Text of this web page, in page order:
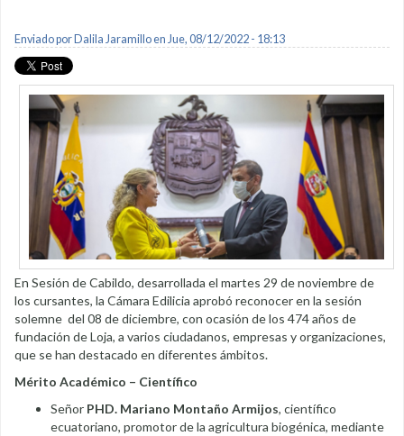
Enviado por Dalila Jaramilloen Jue, 08/12/2022 - 18:13
En Sesión de Cabildo, desarrollada el martes 29 de noviembre de
los cursantes, la Cámara Edilicia aprobó reconocer en la sesión
solemne del 08 de diciembre, con ocasión de los 474 años de
fundación de Loja, a varios ciudadanos, empresas y organizaciones,
que se han destacado en diferentes ámbitos.
Mérito Académico – Científico
Señor PHD. Mariano Montaño Armijos, científico
ecuatoriano, promotor de la agricultura biogénica, mediante